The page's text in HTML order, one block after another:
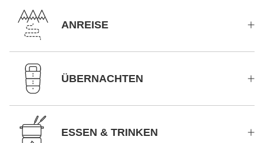
ANREISE
ÜBERNACHTEN
ESSEN & TRINKEN